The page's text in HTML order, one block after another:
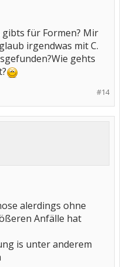
gibts für Formen? Mir
irgendwas mit C.
gehts
#14
alerdings ohne
Anfälle hat
is unter anderem